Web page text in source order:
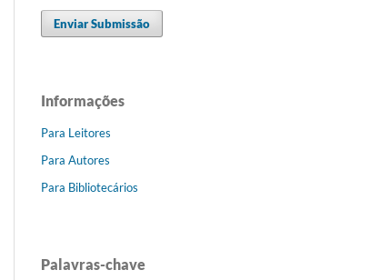
Enviar Submissão
Informações
Para Leitores
Para Autores
Para Bibliotecários
Palavras-chave